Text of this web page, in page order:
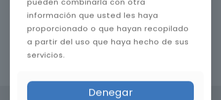
información que usted les haya
proporcionado o que hayan recopilado
a partir del uso que haya hecho de sus
servicios.
Denegar